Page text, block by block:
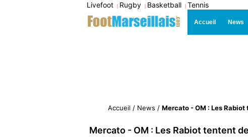
Livefoot | Rugby | Basketball | Tennis
Accueil News
Accueil / News / Mercato - OM : Les
Mercato - OM : Les Rabiot tentent